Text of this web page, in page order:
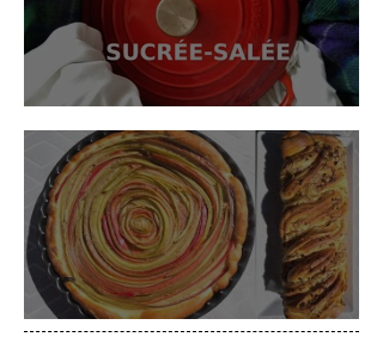
Cocotte sucrée-salée